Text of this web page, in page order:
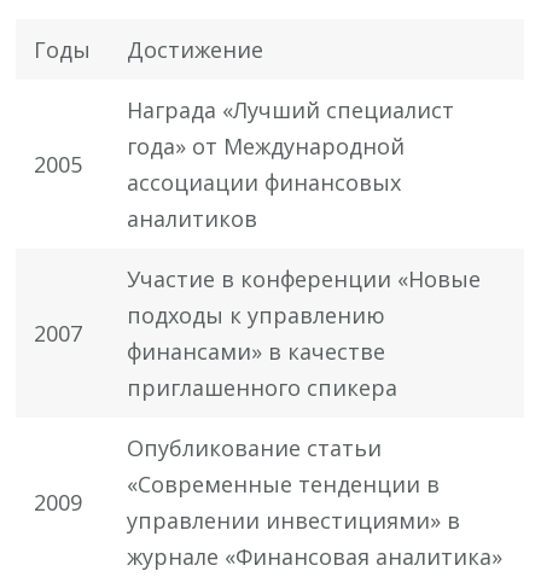
Годы Достижение
2005
Награда «Лучший специалист
года» от Международной
ассоциации финансовых
аналитиков
2007
Участие в конференции «Новые
подходы к управлению
финансами» в качестве
приглашенного спикера
2009
Опубликование статьи
«Современные тенденции в
управлении инвестициями» в
журнале «Финансовая аналитика»